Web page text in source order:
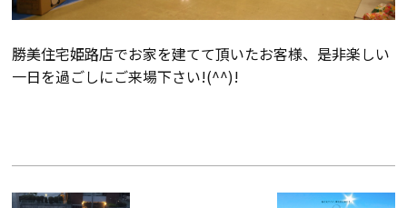
家づくりサポート
設計・施工品質管理
勝美住宅姫路店でお家を建てて頂いたお客様、是非楽しい
一日を過ごしにご来場下さい!(^^)!